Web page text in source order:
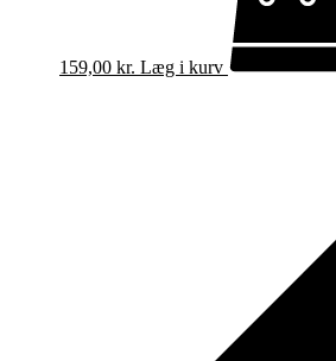
159,00 kr. Læg i kurv